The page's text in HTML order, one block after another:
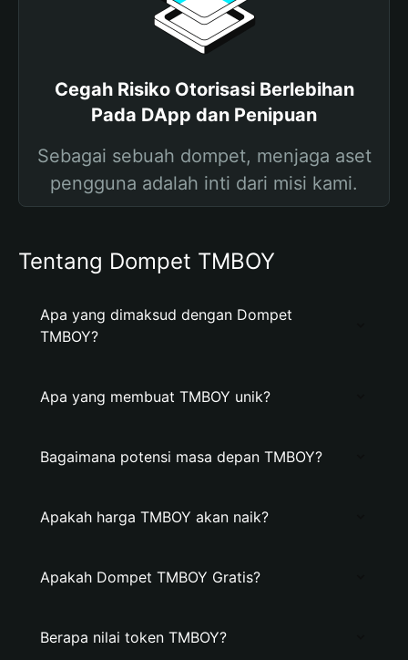
Cegah Risiko Otorisasi Berlebihan
Pada DApp dan Penipuan
Sebagai sebuah dompet, menjaga aset
pengguna adalah inti dari misi kami.
Tentang Dompet TMBOY
Apa yang dimaksud dengan Dompet
TMBOY?
Apa yang membuat TMBOY unik?
Bagaimana potensi masa depan TMBOY?
Apakah harga TMBOY akan naik?
Apakah Dompet TMBOY Gratis?
Berapa nilai token TMBOY?